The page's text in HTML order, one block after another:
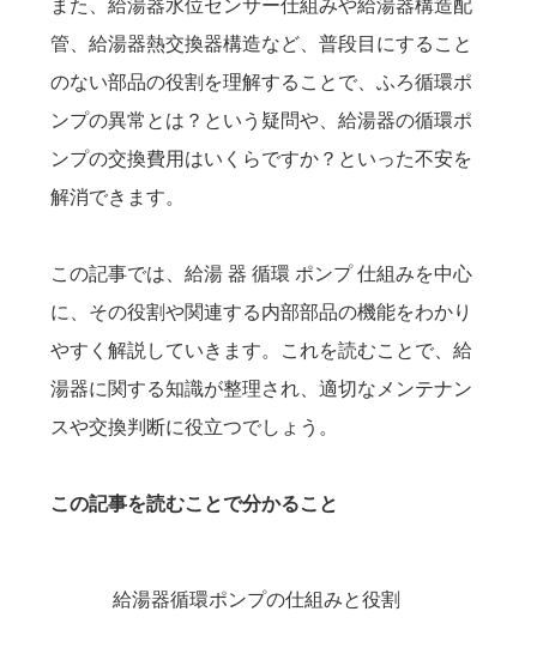
また、給湯器水位センサー仕組みや給湯器構造配
管、給湯器熱交換器構造など、普段目にすること
のない部品の役割を理解することで、ふろ循環ポ
ンプの異常とは？という疑問や、給湯器の循環ポ
ンプの交換費用はいくらですか？といった不安を
解消できます。
この記事では、給湯 器 循環 ポンプ 仕組みを中心
に、その役割や関連する内部部品の機能をわかり
やすく解説していきます。これを読むことで、給
湯器に関する知識が整理され、適切なメンテナン
スや交換判断に役立つでしょう。
この記事を読むことで分かること
給湯器循環ポンプの仕組みと役割